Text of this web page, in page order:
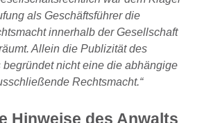
als Geschäftsführer die
innerhalb der Gesellschaft
Allein die Publizität des
nicht eine die abhängige
Rechtsmacht.“
Hinweise des Anwalts